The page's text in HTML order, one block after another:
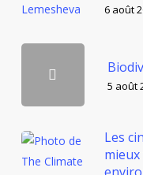
6 août
5 août
Les